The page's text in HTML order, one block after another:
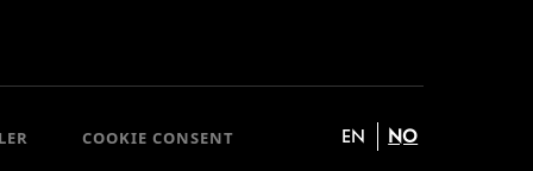
COOKIE CONSENT EN NO